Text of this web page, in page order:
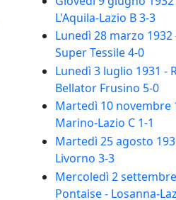
L'Aquila-Lazio B 3-3
Lunedì 28 marzo
Super Tessile 4-0
Lunedì 3 luglio 1931 -
Bellator Frusino 5-0
Martedì 10 novembre
Marino-Lazio C 1-1
Martedì 25 agosto
Livorno 3-3
Mercoledì 2
Pontaise - Losanna-